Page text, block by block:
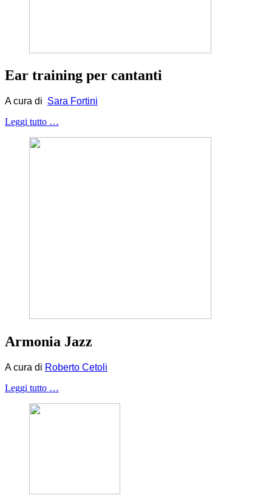
Ear training per cantanti
A cura di Sara Fortini
Leggi tutto …
Armonia Jazz
A cura di Roberto Cetoli
Leggi tutto …